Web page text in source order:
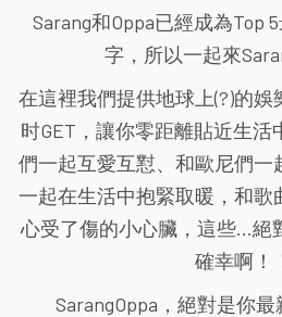
Sarang和Oppa已經成為Top
字，所以一起來
在這裡我們提供地球上(?)的
时GET，讓你零距離貼近生
們一起互愛互懟、和歐尼們一
一起在生活中抱緊取暖，和歌
心受了傷的小心臟，這些...絕
確幸啊！
SarangOppa，絕對是你最